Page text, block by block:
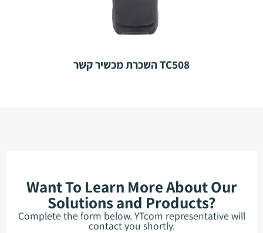
השכרת מכשיר קשר TC508
Want To Learn More About Our
Solutions and Products?
Complete the form below. YTcom representative will
contact you shortly.